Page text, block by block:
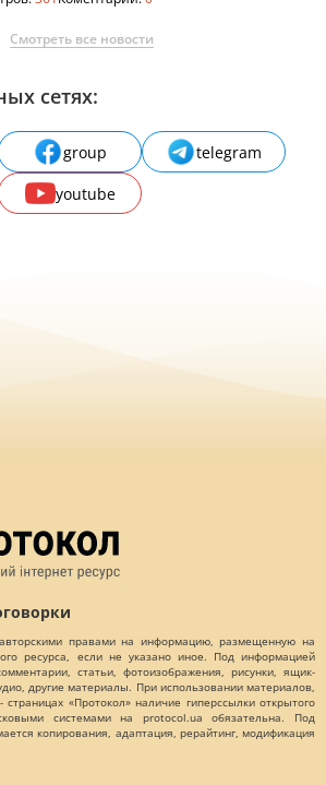
Смотреть все новости
сетях:
group
telegram
youtube
правами на информацию, размещенную на
ресурса, если не указано иное. Под информацией
статьи, фотоизображения, рисунки, ящик-
другие материалы. При использовании материалов,
«Протокол» наличие гиперссылки открытого
системами на protocol.ua обязательна. Под
копирования, адаптация, рерайтинг, модификация